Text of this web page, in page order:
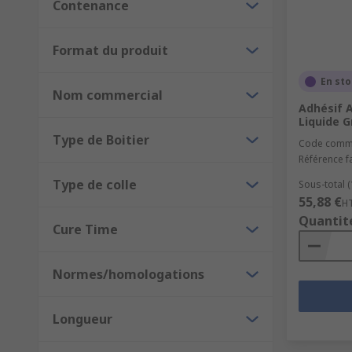
Le choix du produit chimique adhésif peut aussi
Contenance
Format du produit
Nom commercial
Type de Boitier
Type de colle
Cure Time
Normes/homologations
Longueur
En
Adhésif
Liquide
Code
Référence
Sous-total
55,88 €